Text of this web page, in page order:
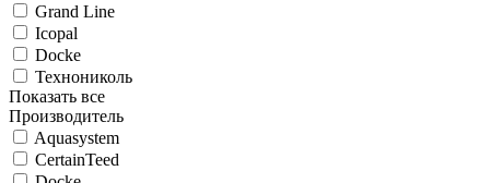
Grand Line
Icopal
Docke
Технониколь
Показать все
Производитель
Aquasystem
CertainTeed